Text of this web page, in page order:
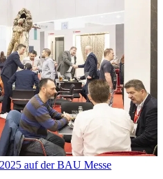
auf der BAU Messe